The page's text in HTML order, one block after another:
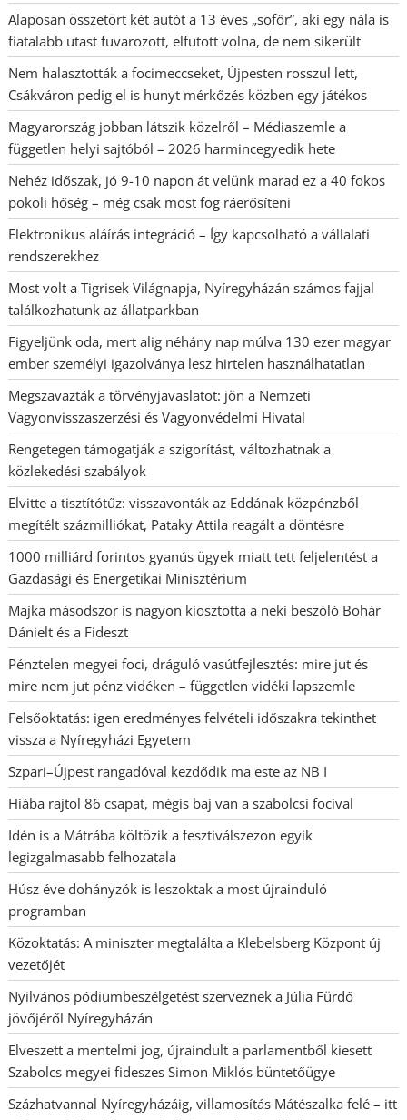
Alaposan összetört két autót a 13 éves „sofőr”, aki egy nála is
fiatalabb utast fuvarozott, elfutott volna, de nem sikerült
Nem halasztották a focimeccseket, Újpesten rosszul lett,
Csákváron pedig el is hunyt mérkőzés közben egy játékos
Magyarország jobban látszik közelről – Médiaszemle a
független helyi sajtóból – 2026 harmincegyedik hete
Nehéz időszak, jó 9-10 napon át velünk marad ez a 40 fokos
pokoli hőség – még csak most fog ráerősíteni
Elektronikus aláírás integráció – Így kapcsolható a vállalati
rendszerekhez
Most volt a Tigrisek Világnapja, Nyíregyházán számos fajjal
találkozhatunk az állatparkban
Figyeljünk oda, mert alig néhány nap múlva 130 ezer magyar
ember személyi igazolványa lesz hirtelen használhatatlan
Megszavazták a törvényjavaslatot: jön a Nemzeti
Vagyonvisszaszerzési és Vagyonvédelmi Hivatal
Rengetegen támogatják a szigorítást, változhatnak a
közlekedési szabályok
Elvitte a tisztítótűz: visszavonták az Eddának közpénzből
megítélt százmilliókat, Pataky Attila reagált a döntésre
1000 milliárd forintos gyanús ügyek miatt tett feljelentést a
Gazdasági és Energetikai Minisztérium
Majka másodszor is nagyon kiosztotta a neki beszóló Bohár
Dánielt és a Fideszt
Pénztelen megyei foci, dráguló vasútfejlesztés: mire jut és
mire nem jut pénz vidéken – független vidéki lapszemle
Felsőoktatás: igen eredményes felvételi időszakra tekinthet
vissza a Nyíregyházi Egyetem
Szpari–Újpest rangadóval kezdődik ma este az NB I
Hiába rajtol 86 csapat, mégis baj van a szabolcsi focival
Idén is a Mátrába költözik a fesztiválszezon egyik
legizgalmasabb felhozatala
Húsz éve dohányzók is leszoktak a most újrainduló
programban
Közoktatás: A miniszter megtalálta a Klebelsberg Központ új
vezetőjét
Nyilvános pódiumbeszélgetést szerveznek a Júlia Fürdő
jövőjéről Nyíregyházán
Elveszett a mentelmi jog, újraindult a parlamentből kiesett
Szabolcs megyei fideszes Simon Miklós büntetőügye
Százhatvannal Nyíregyházáig, villamosítás Mátészalka felé – itt